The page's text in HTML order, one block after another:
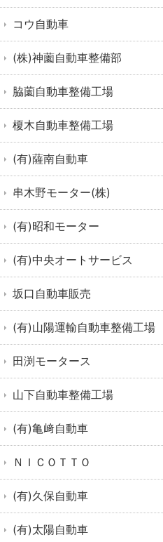
コウ自動車
(株)神薗自動車整備部
脇薗自動車整備工場
榎木自動車整備工場
(有)薩南自動車
串木野モーター(株)
(有)昭和モーター
(有)中央オートサービス
坂口自動車販売
(有)山陽運輸自動車整備工場
田渕モータース
山下自動車整備工場
(有)亀﨑自動車
ＮＩＣＯＴＴＯ
(有)久保自動車
(有)太陽自動車